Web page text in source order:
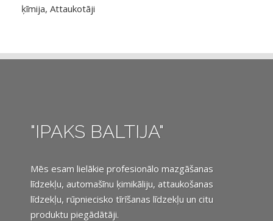
ķīmija, Attaukotāji
"IPAKS BALTIJA"
Mēs esam lielākie profesionālo mazgāšanas
līdzekļu, automašīnu ķimikāliju, attaukošanas
līdzekļu, rūpniecisko tīrīšanas līdzekļu un citu
produktu piegādātāji.